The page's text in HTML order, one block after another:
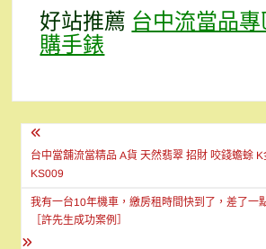
好站推薦台中流當品
購手錶
文
章
導
覽
台中當舖流當精品 A貨 天然翡翠 招財 咬錢蟾蜍
KS009
我有一台10年機車，繳房租時間快到了，差了一
［許先生成功案例］